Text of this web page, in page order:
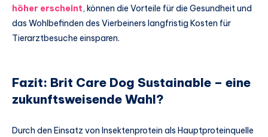
höher erscheint, können die Vorteile für die Gesundheit und
das Wohlbefinden des Vierbeiners langfristig Kosten für
Tierarztbesuche einsparen.
Fazit: Brit Care Dog Sustainable – eine
zukunftsweisende Wahl?
Durch den Einsatz von Insektenprotein als Hauptproteinquelle